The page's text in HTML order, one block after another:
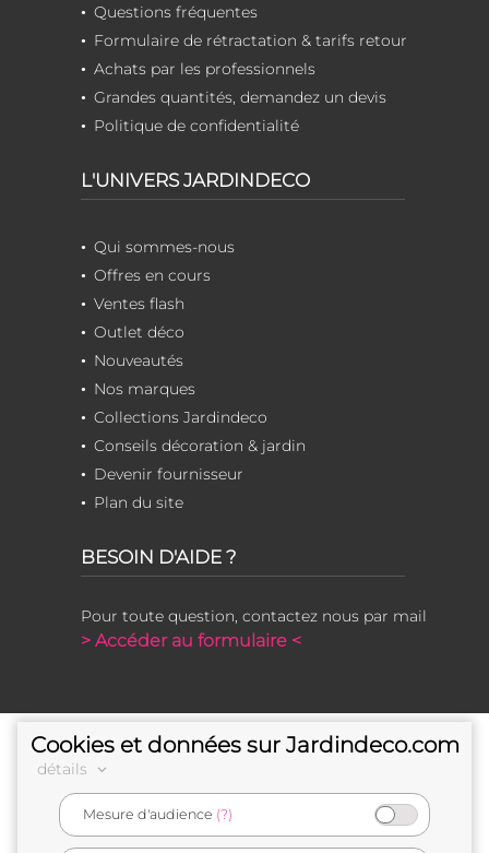
Questions fréquentes
Formulaire de rétractation & tarifs retour
Achats par les professionnels
Grandes quantités, demandez un devis
Politique de confidentialité
L'UNIVERS JARDINDECO
Qui sommes-nous
Offres en cours
Ventes flash
Outlet déco
Nouveautés
Nos marques
Collections Jardindeco
Conseils décoration & jardin
Devenir fournisseur
Plan du site
BESOIN D'AIDE ?
Pour toute question, contactez nous par mail
> Accéder au formulaire <
Cookies et données sur Jardindeco.com
détails
Mesure d'audience (?)